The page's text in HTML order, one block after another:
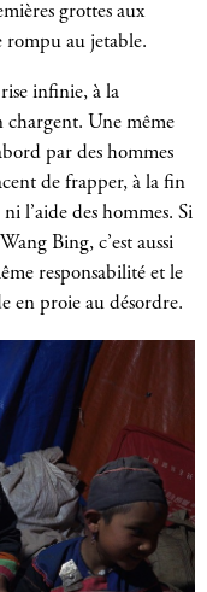
grottes aux
rompu au jetable.
infinie, à la
chargent. Une même
par des hommes
de frapper, à la fin
l’aide des hommes. Si
Bing, c’est aussi
responsabilité et le
en proie au désordre.